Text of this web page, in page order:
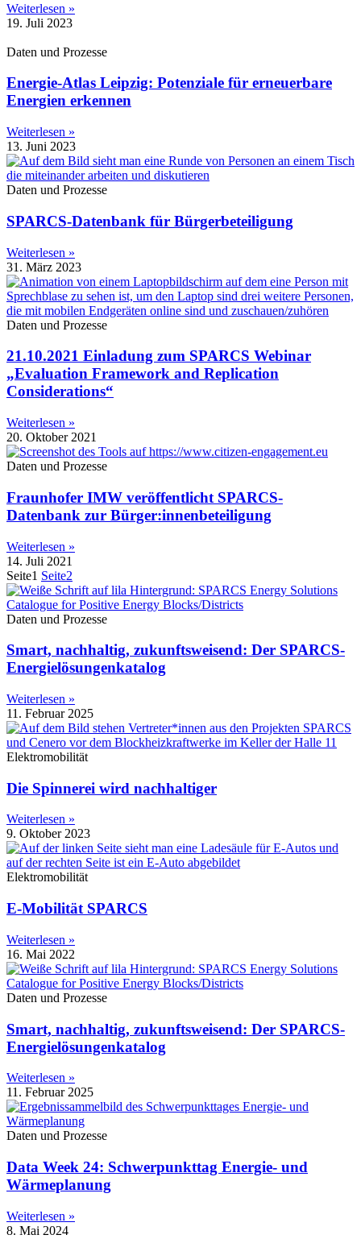
Weiterlesen »
19. Juli 2023
Daten und Prozesse
Energie-Atlas Leipzig: Potenziale für erneuerbare
Energien erkennen
Weiterlesen »
13. Juni 2023
Daten und Prozesse
SPARCS-Datenbank für Bürgerbeteiligung
Weiterlesen »
31. März 2023
Daten und Prozesse
21.10.2021 Einladung zum SPARCS Webinar
„Evaluation Framework and Replication
Considerations“
Weiterlesen »
20. Oktober 2021
Daten und Prozesse
Fraunhofer IMW veröffentlicht SPARCS-
Datenbank zur Bürger:innenbeteiligung
Weiterlesen »
14. Juli 2021
Seite1 Seite2
Daten und Prozesse
Smart, nachhaltig, zukunftsweisend: Der SPARCS-
Energielösungenkatalog
Weiterlesen »
11. Februar 2025
Elektromobilität
Die Spinnerei wird nachhaltiger
Weiterlesen »
9. Oktober 2023
Elektromobilität
E-Mobilität SPARCS
Weiterlesen »
16. Mai 2022
Daten und Prozesse
Smart, nachhaltig, zukunftsweisend: Der SPARCS-
Energielösungenkatalog
Weiterlesen »
11. Februar 2025
Daten und Prozesse
Data Week 24: Schwerpunkttag Energie- und
Wärmeplanung
Weiterlesen »
8. Mai 2024